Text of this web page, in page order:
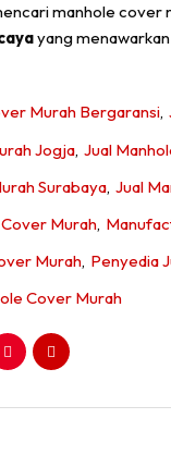
manhole
yang
Murah Bergaransi,
Jogja, Jual
Surabaya, Jual
Murah,
Murah, Penyedia
Cover Murah